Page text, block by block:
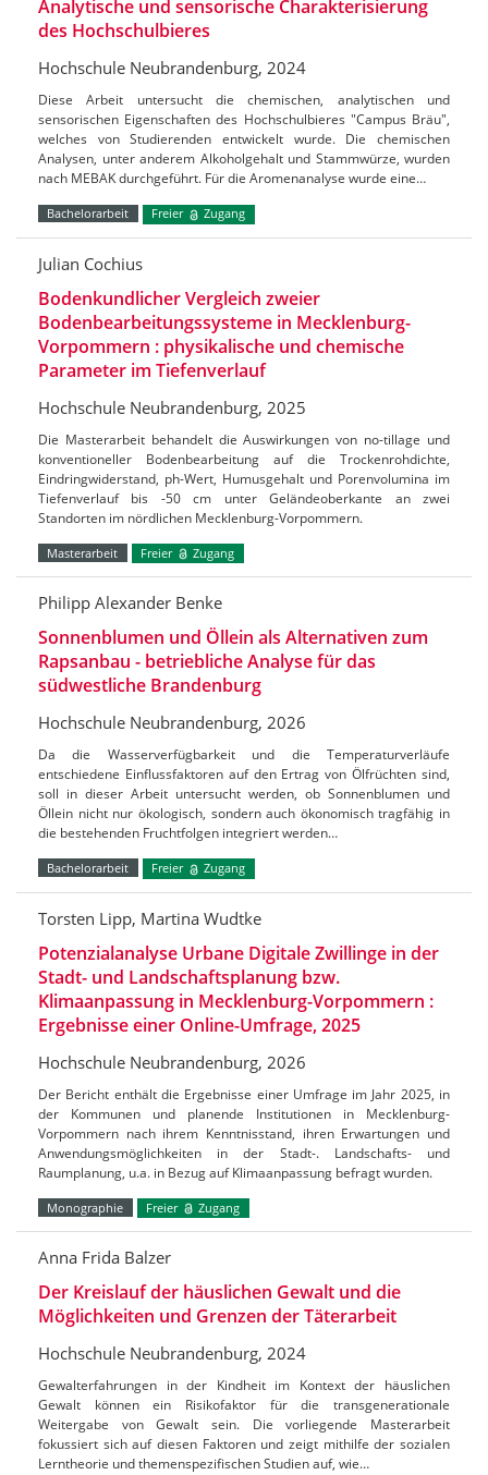
Analytische und sensorische Charakterisierung
des Hochschulbieres
Hochschule Neubrandenburg, 2024
Diese Arbeit untersucht die chemischen, analytischen und
sensorischen Eigenschaften des Hochschulbieres "Campus Bräu",
welches von Studierenden entwickelt wurde. Die chemischen
Analysen, unter anderem Alkoholgehalt und Stammwürze, wurden
nach MEBAK durchgeführt. Für die Aromenanalyse wurde eine…
Bachelorarbeit Freier Zugang
Julian Cochius
Bodenkundlicher Vergleich zweier
Bodenbearbeitungssysteme in Mecklenburg-
Vorpommern : physikalische und chemische
Parameter im Tiefenverlauf
Hochschule Neubrandenburg, 2025
Die Masterarbeit behandelt die Auswirkungen von no-tillage und
konventioneller Bodenbearbeitung auf die Trockenrohdichte,
Eindringwiderstand, ph-Wert, Humusgehalt und Porenvolumina im
Tiefenverlauf bis -50 cm unter Geländeoberkante an zwei
Standorten im nördlichen Mecklenburg-Vorpommern.
Masterarbeit Freier Zugang
Philipp Alexander Benke
Sonnenblumen und Öllein als Alternativen zum
Rapsanbau - betriebliche Analyse für das
südwestliche Brandenburg
Hochschule Neubrandenburg, 2026
Da die Wasserverfügbarkeit und die Temperaturverläufe
entschiedene Einflussfaktoren auf den Ertrag von Ölfrüchten sind,
soll in dieser Arbeit untersucht werden, ob Sonnenblumen und
Öllein nicht nur ökologisch, sondern auch ökonomisch tragfähig in
die bestehenden Fruchtfolgen integriert werden…
Bachelorarbeit Freier Zugang
Torsten Lipp, Martina Wudtke
Potenzialanalyse Urbane Digitale Zwillinge in der
Stadt- und Landschaftsplanung bzw.
Klimaanpassung in Mecklenburg-Vorpommern :
Ergebnisse einer Online-Umfrage, 2025
Hochschule Neubrandenburg, 2026
Der Bericht enthält die Ergebnisse einer Umfrage im Jahr 2025, in
der Kommunen und planende Institutionen in Mecklenburg-
Vorpommern nach ihrem Kenntnisstand, ihren Erwartungen und
Anwendungsmöglichkeiten in der Stadt-. Landschafts- und
Raumplanung, u.a. in Bezug auf Klimaanpassung befragt wurden.
Monographie Freier Zugang
Anna Frida Balzer
Der Kreislauf der häuslichen Gewalt und die
Möglichkeiten und Grenzen der Täterarbeit
Hochschule Neubrandenburg, 2024
Gewalterfahrungen in der Kindheit im Kontext der häuslichen
Gewalt können ein Risikofaktor für die transgenerationale
Weitergabe von Gewalt sein. Die vorliegende Masterarbeit
fokussiert sich auf diesen Faktoren und zeigt mithilfe der sozialen
Lerntheorie und themenspezifischen Studien auf, wie…